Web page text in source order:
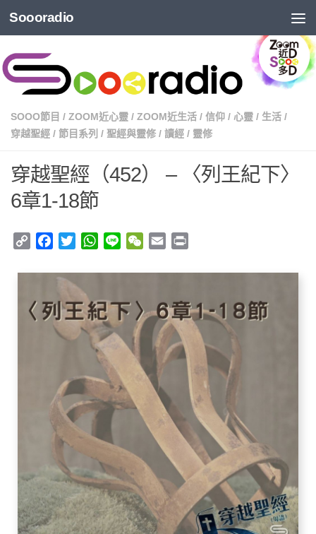
Soooradio
SOOO節目 / ZOOM近心靈 / ZOOM近生活 / 信仰 / 心靈 / 生活 /
穿越聖經 / 節目系列 / 聖經與靈修 / 讀經 / 靈修
穿越聖經（452） – 〈列王紀下〉
6章1-18節
Copy
Facebook
TwitterWhatsApp
Line WeChat
Email